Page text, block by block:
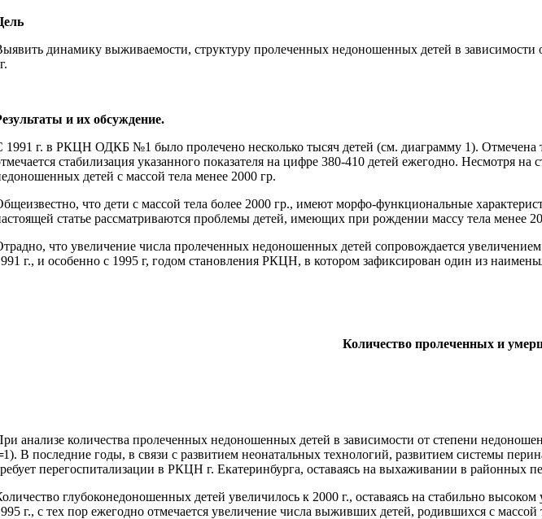
динамику выживаемости, структуру пролеченных недоношенных детей в
и их обсуждение.
1991 г. в РКЦН ОДКБ №1 было пролечено несколько тысяч детей (см. диаграмму 1). Отмечена
стабилизация указанного показателя на цифре 380-410 детей ежегодно. Несмотря
детей с массой тела менее 2000 гр.
что дети с массой тела более 2000 гр., имеют морфо-функциональные
статье рассматриваются проблемы детей, имеющих при рождении массу тела менее
что увеличение числа пролеченных недоношенных детей сопровождается
г., и особенно с 1995 г, годом становления РКЦН, в котором зафиксирован один из
Количество пролеченных и
анализе количества пролеченных недоношенных детей в зависимости от степени
В последние годы, в связи с развитием неонатальных технологий, развитием системы
перегоспитализации в РКЦН г. Екатеринбурга, оставаясь на выхаживании в районных
глубоконедоношенных детей увеличилось к 2000 г., оставаясь на стабильно
г., с тех пор ежегодно отмечается увеличение числа выживших детей, родившихся с массой